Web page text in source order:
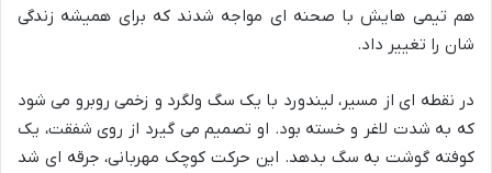
هم تیمی هایش با صحنه ای مواجه شدند که برای همیشه زندگی
شان را تغییر داد.
در نقطه ای از مسیر، لیندورد با یک سگ ولگرد و زخمی روبرو می شود
که به شدت لاغر و خسته بود. او تصمیم می گیرد از روی شفقت، یک
کوفته گوشت به سگ بدهد. این حرکت کوچک مهربانی، جرقه ای شد